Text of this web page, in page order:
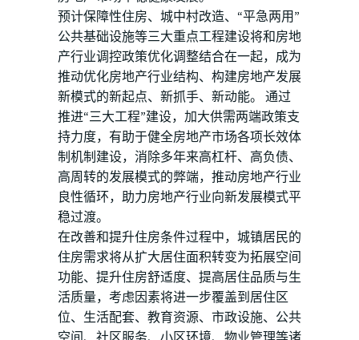
预计保障性住房、城中村改造、“平急两用”
公共基础设施等三大重点工程建设将和房地
产行业调控政策优化调整结合在一起，成为
推动优化房地产行业结构、构建房地产发展
新模式的新起点、新抓手、新动能。 通过
推进“三大工程”建设，加大供需两端政策支
持力度，有助于健全房地产市场各项长效体
制机制建设，消除多年来高杠杆、高负债、
高周转的发展模式的弊端，推动房地产行业
良性循环，助力房地产行业向新发展模式平
稳过渡。
在改善和提升住房条件过程中，城镇居民的
住房需求将从扩大居住面积转变为拓展空间
功能、提升住房舒适度、提高居住品质与生
活质量，考虑因素将进一步覆盖到居住区
位、生活配套、教育资源、市政设施、公共